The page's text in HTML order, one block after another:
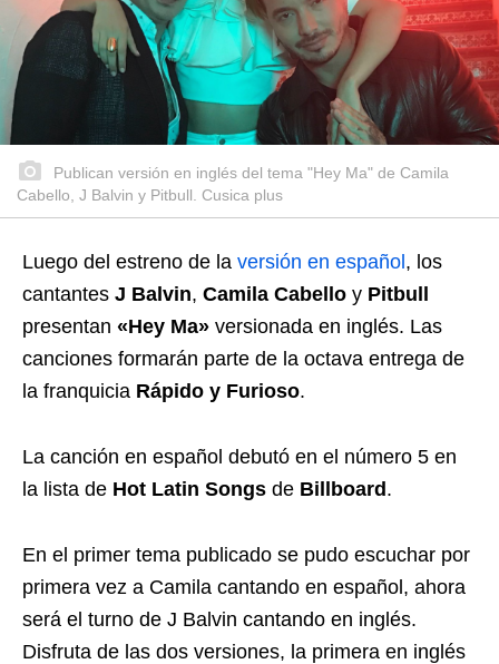
Publican versión en inglés del tema "Hey Ma" de Camila
Cabello, J Balvin y Pitbull. Cusica plus
Luego del estreno de la versión en español, los
cantantes J Balvin, Camila Cabello y Pitbull
presentan «Hey Ma» versionada en inglés. Las
canciones formarán parte de la octava entrega de
la franquicia Rápido y Furioso.
La canción en español debutó en el número 5 en
la lista de Hot Latin Songs de Billboard.
En el primer tema publicado se pudo escuchar por
primera vez a Camila cantando en español, ahora
será el turno de J Balvin cantando en inglés.
Disfruta de las dos versiones, la primera en inglés